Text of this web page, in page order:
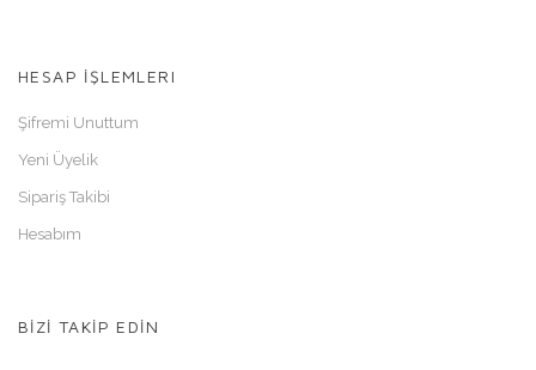
HESAP İŞLEMLERI
Şifremi Unuttum
Yeni Üyelik
Sipariş Takibi
Hesabım
BİZİ TAKİP EDİN